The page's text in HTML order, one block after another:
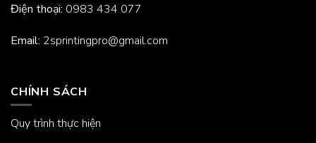
Điện thoại: 0983 434 077
Email: 2sprintingpro@gmail.com
CHÍNH SÁCH
Quy trình thực hiện